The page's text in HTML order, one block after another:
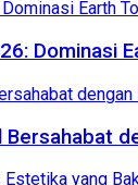
Dominasi